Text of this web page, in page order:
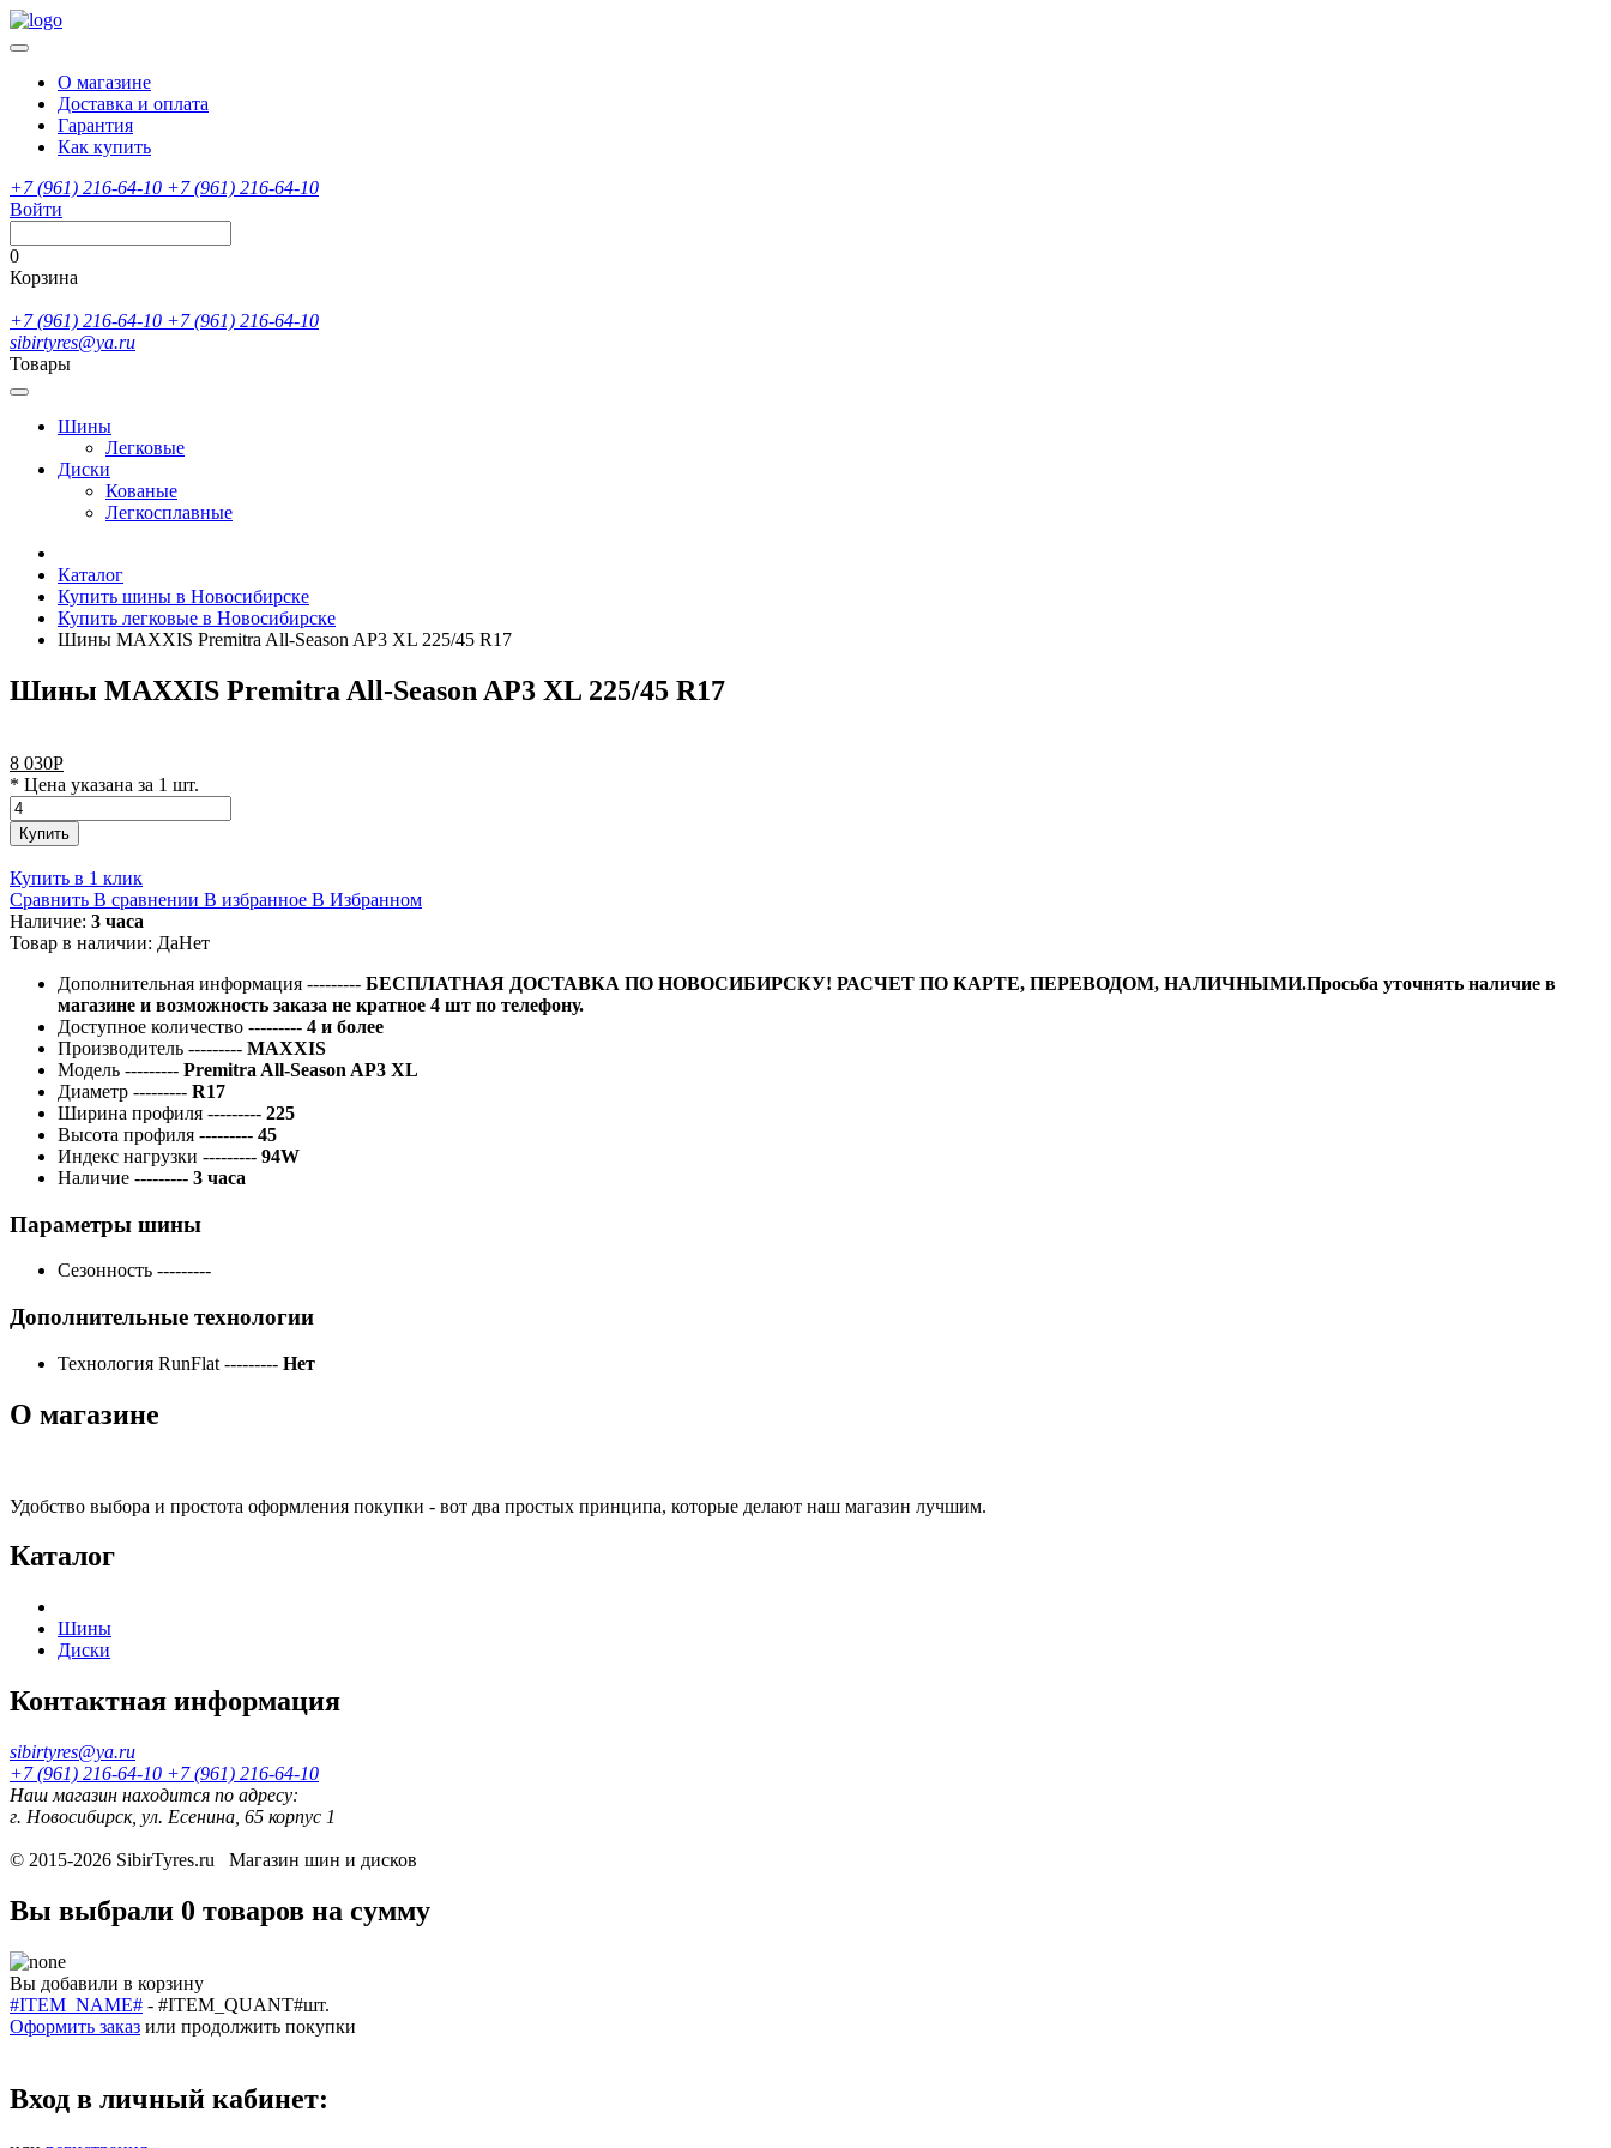
О магазине
Доставка и оплата
Гарантия
Как купить
+7 (961) 216-64-10 +7 (961) 216-64-10
Войти
0
Корзина
+7 (961) 216-64-10 +7 (961) 216-64-10
sibirtyres@ya.ru
Товары
Шины
Легковые
Диски
Кованые
Легкосплавные
Каталог
Купить шины в Новосибирске
Купить легковые в Новосибирске
Шины MAXXIS Premitra All-Season AP3 XL 225/45 R17
Шины MAXXIS Premitra All-Season AP3 XL 225/45 R17
8 030Р
* Цена указана за 1 шт.
Купить
Купить в 1 клик
Сравнить В сравнении В избранное В Избранном
Наличие: 3 часа
Товар в наличии: ДаНет
Дополнительная информация --------- БЕСПЛАТНАЯ ДОСТАВКА ПО НОВОСИБИРСКУ! РАСЧЕТ ПО КАРТЕ, ПЕРЕВОДОМ, НАЛИЧНЫМИ.Просьба уточнять наличие в
магазине и возможность заказа не кратное 4 шт по телефону.
Доступное количество --------- 4 и более
Производитель --------- MAXXIS
Модель --------- Premitra All-Season AP3 XL
Диаметр --------- R17
Ширина профиля --------- 225
Высота профиля --------- 45
Индекс нагрузки --------- 94W
Наличие --------- 3 часа
Параметры шины
Сезонность ---------
Дополнительные технологии
Технология RunFlat --------- Нет
О магазине
Удобство выбора и простота оформления покупки - вот два простых принципа, которые делают наш магазин лучшим.
Каталог
Шины
Диски
Контактная информация
sibirtyres@ya.ru
+7 (961) 216-64-10 +7 (961) 216-64-10
Наш магазин находится по адресу:
г. Новосибирск, ул. Есенина, 65 корпус 1
© 2015-2026 SibirTyres.ru Магазин шин и дисков
Вы выбрали 0 товаров на сумму
Вы добавили в корзину
#ITEM_NAME# - #ITEM_QUANT#шт.
Оформить заказ или продолжить покупки
Вход в личный кабинет: